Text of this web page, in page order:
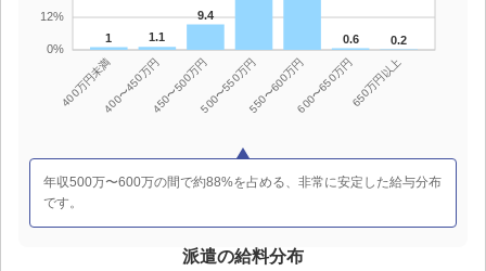
年収500万〜600万の間で約88%を占める、非常に安定した給与分布
です。
派遣の給料分布